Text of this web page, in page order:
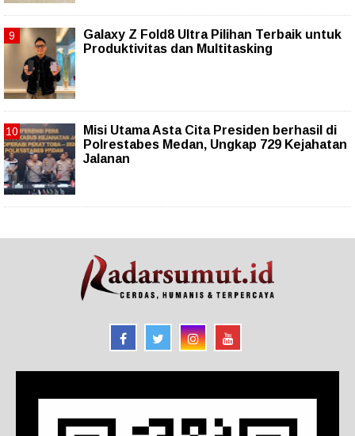
Galaxy Z Fold8 Ultra Pilihan Terbaik untuk
Produktivitas dan Multitasking
Misi Utama Asta Cita Presiden berhasil di
Polrestabes Medan, Ungkap 729 Kejahatan
Jalanan